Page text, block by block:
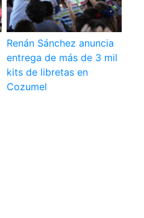
Renán Sánchez anuncia
entrega de más de 3 mil
kits de libretas en
Cozumel